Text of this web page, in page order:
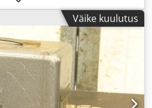
Väike kuulutus